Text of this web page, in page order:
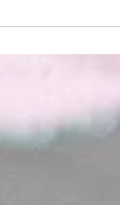
technologique
semaine